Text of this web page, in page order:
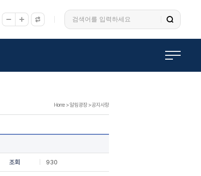
Home >알림광장>공지사항
조회 930